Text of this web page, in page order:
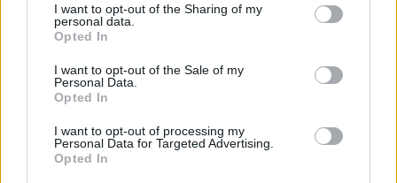
not limited to your visit or usage behaviour. You may click to
grant or deny consent to Google and its third-party tags to
use your data for below specified purposes in below Google
consent section.
I want to opt-out of the Sharing of my
personal data.
Opted In
I want to opt-out of the Sale of my
Personal Data.
Opted In
I want to opt-out of processing my
Personal Data for Targeted Advertising.
Opted In
Meglepetéseket a P11-es kategória tartogathat, hiszen
Orfűhöz képest is gyengébb a mezőny és mivel csak
négyen vannak, könnyebb lesz dobogóra állni.
„A Buris István – Bottyán János dolga, hogy technikai
hibáktól és kalandoktól mentes versenyt teljesítsenek és